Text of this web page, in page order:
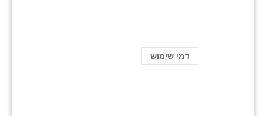
דמי שימוש